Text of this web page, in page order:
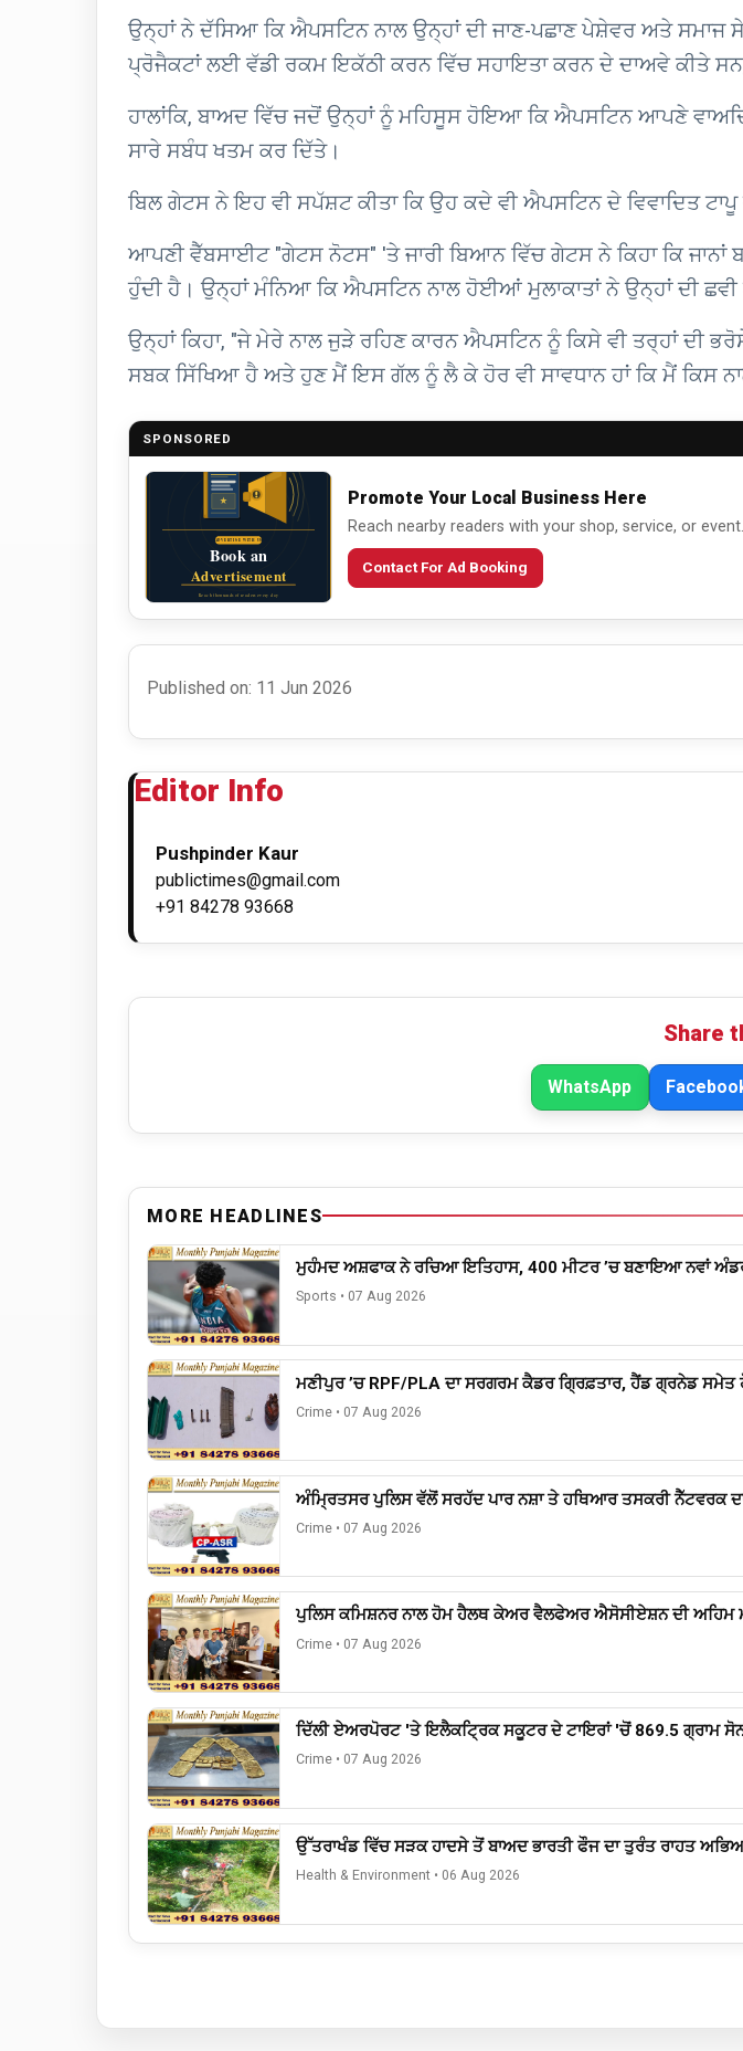
ਉਨ੍ਹਾਂ ਨੇ ਦੱਸਿਆ ਕਿ ਐਪਸਟਿਨ ਨਾਲ ਉਨ੍ਹਾਂ ਦੀ ਜਾਣ-ਪਛਾਣ ਪੇਸ਼ੇਵਰ ਅਤੇ ਸਮਾਜ
ਪ੍ਰੋਜੈਕਟਾਂ ਲਈ ਵੱਡੀ ਰਕਮ ਇਕੱਠੀ ਕਰਨ ਵਿੱਚ ਸਹਾਇਤਾ ਕਰਨ ਦੇ ਦਾਅਵੇ ਕੀਤੇ
ਹਾਲਾਂਕਿ, ਬਾਅਦ ਵਿੱਚ ਜਦੋਂ ਉਨ੍ਹਾਂ ਨੂੰ ਮਹਿਸੂਸ ਹੋਇਆ ਕਿ ਐਪਸਟਿਨ ਆਪਣੇ
ਸਾਰੇ ਸਬੰਧ ਖਤਮ ਕਰ ਦਿੱਤੇ।
ਬਿਲ ਗੇਟਸ ਨੇ ਇਹ ਵੀ ਸਪੱਸ਼ਟ ਕੀਤਾ ਕਿ ਉਹ ਕਦੇ ਵੀ ਐਪਸਟਿਨ ਦੇ ਵਿਵਾਦਿਤ
ਆਪਣੀ ਵੈੱਬਸਾਈਟ "ਗੇਟਸ ਨੋਟਸ" 'ਤੇ ਜਾਰੀ ਬਿਆਨ ਵਿੱਚ ਗੇਟਸ ਨੇ ਕਿਹਾ ਕਿ
ਹੁੰਦੀ ਹੈ। ਉਨ੍ਹਾਂ ਮੰਨਿਆ ਕਿ ਐਪਸਟਿਨ ਨਾਲ ਹੋਈਆਂ ਮੁਲਾਕਾਤਾਂ ਨੇ ਉਨ੍ਹਾਂ ਦੀ
ਉਨ੍ਹਾਂ ਕਿਹਾ, "ਜੇ ਮੇਰੇ ਨਾਲ ਜੁੜੇ ਰਹਿਣ ਕਾਰਨ ਐਪਸਟਿਨ ਨੂੰ ਕਿਸੇ ਵੀ ਤਰ੍ਹਾਂ
ਸਬਕ ਸਿੱਖਿਆ ਹੈ ਅਤੇ ਹੁਣ ਮੈਂ ਇਸ ਗੱਲ ਨੂੰ ਲੈ ਕੇ ਹੋਰ ਵੀ ਸਾਵਧਾਨ ਹਾਂ ਕਿ ਮੈਂ ਕਿਸ
SPONSORED
Promote Your Local Business Here
Reach nearby readers with your shop, service, or
Contact For Ad Booking
Published on: 11 Jun 2026
Editor Info
Pushpinder Kaur
publictimes@gmail.com
+91 84278 93668
Share
WhatsApp
MORE HEADLINES
ਮੁਹੰਮਦ ਅਸ਼ਫਾਕ ਨੇ ਰਚਿਆ ਇਤਿਹਾਸ, 400 ਮੀਟਰ ’ਚ ਬਣਾਇਆ ਨਵਾਂ
Sports • 07 Aug 2026
ਮਣੀਪੁਰ ’ਚ RPF/PLA ਦਾ ਸਰਗਰਮ ਕੈਡਰ ਗ੍ਰਿਫ਼ਤਾਰ, ਹੈਂਡ ਗ੍ਰਨੇਡ ਸਮੇਤ
Crime • 07 Aug 2026
ਅੰਮ੍ਰਿਤਸਰ ਪੁਲਿਸ ਵੱਲੋਂ ਸਰਹੱਦ ਪਾਰ ਨਸ਼ਾ ਤੇ ਹਥਿਆਰ ਤਸਕਰੀ ਨੈੱਟਵਰਕ
Crime • 07 Aug 2026
ਪੁਲਿਸ ਕਮਿਸ਼ਨਰ ਨਾਲ ਹੋਮ ਹੈਲਥ ਕੇਅਰ ਵੈਲਫੇਅਰ ਐਸੋਸੀਏਸ਼ਨ ਦੀ ਅਹਿਮ
Crime • 07 Aug 2026
ਦਿੱਲੀ ਏਅਰਪੋਰਟ 'ਤੇ ਇਲੈਕਟ੍ਰਿਕ ਸਕੂਟਰ ਦੇ ਟਾਇਰਾਂ 'ਚੋਂ 869.5 ਗ੍ਰਾਮ
Crime • 07 Aug 2026
ਉੱਤਰਾਖੰਡ ਵਿੱਚ ਸੜਕ ਹਾਦਸੇ ਤੋਂ ਬਾਅਦ ਭਾਰਤੀ ਫੌਜ ਦਾ ਤੁਰੰਤ ਰਾਹਤ
Health & Environment • 06 Aug 2026